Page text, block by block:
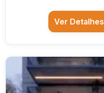
Ver Detalhes